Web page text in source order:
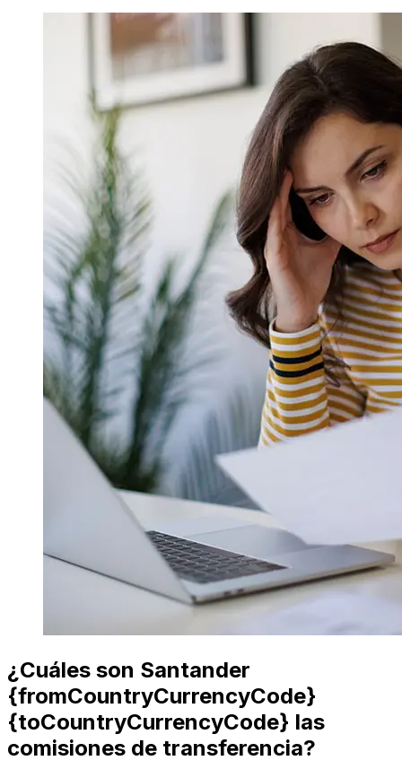
¿Cuáles son Santander
{fromCountryCurrencyCode}
{toCountryCurrencyCode} las
comisiones de transferencia?